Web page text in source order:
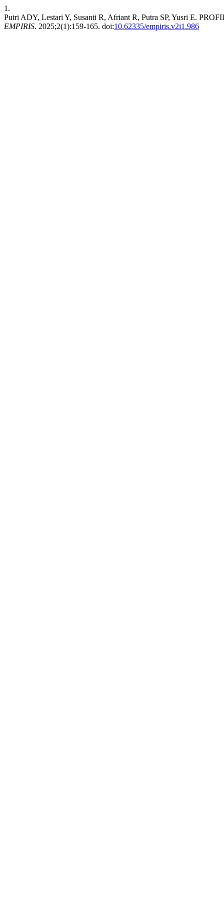
1.
Putri ADY, Lestari Y, Susanti R, Afriant R, Putra SP, Yusri E.
EMPIRIS. 2025;2(1):159-165. doi:10.62335/empiris.v2i1.986